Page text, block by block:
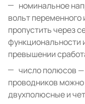
номинальное
вольт переменного
пропустить через
функциональности
превышении
число полюсов —
проводников можно
двухполюсные и